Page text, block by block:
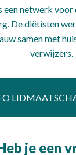
een netwerk voor
De diëtisten
samen met
verwijzers.
je een